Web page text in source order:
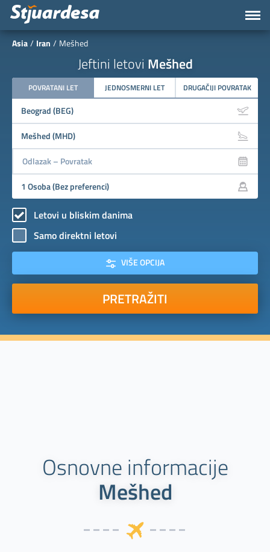
Asia Iran Mešhed
Jeftini letovi Mešhed
POVRATANI LET JEDNOSMERNI LET DRUGAČIJI POVRATAK
Letovi u bliskim danima
Samo direktni letovi
VIŠE OPCIJA
PRETRAŽITI
Osnovne informacije
Mešhed